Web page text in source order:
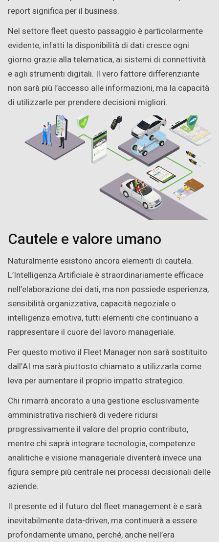
report significa per il business.
Nel settore fleet questo passaggio è particolarmente
evidente, infatti la disponibilità di dati cresce ogni
giorno grazie alla telematica, ai sistemi di connettività
e agli strumenti digitali. Il vero fattore differenziante
non sarà più l’accesso alle informazioni, ma la capacità
di utilizzarle per prendere decisioni migliori.
Cautele e valore umano
Naturalmente esistono ancora elementi di cautela.
L’Intelligenza Artificiale è straordinariamente efficace
nell’elaborazione dei dati, ma non possiede esperienza,
sensibilità organizzativa, capacità negoziale o
intelligenza emotiva, tutti elementi che continuano a
rappresentare il cuore del lavoro manageriale.
Per questo motivo il Fleet Manager non sarà sostituito
dall’AI ma sarà piuttosto chiamato a utilizzarla come
leva per aumentare il proprio impatto strategico.
Chi rimarrà ancorato a una gestione esclusivamente
amministrativa rischierà di vedere ridursi
progressivamente il valore del proprio contributo,
mentre chi saprà integrare tecnologia, competenze
analitiche e visione manageriale diventerà invece una
figura sempre più centrale nei processi decisionali delle
aziende.
Il presente ed il futuro del fleet management è e sarà
inevitabilmente data-driven, ma continuerà a essere
profondamente umano, perché, anche nell’era